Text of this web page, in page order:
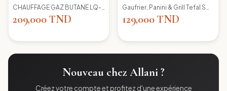
209,000 TND 129,000 TND
Nouveau chez Allani ?
Créez votre compte et profitez d'une expérience